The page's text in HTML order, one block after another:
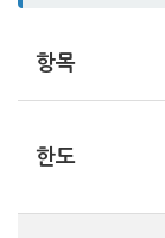
항목
한도